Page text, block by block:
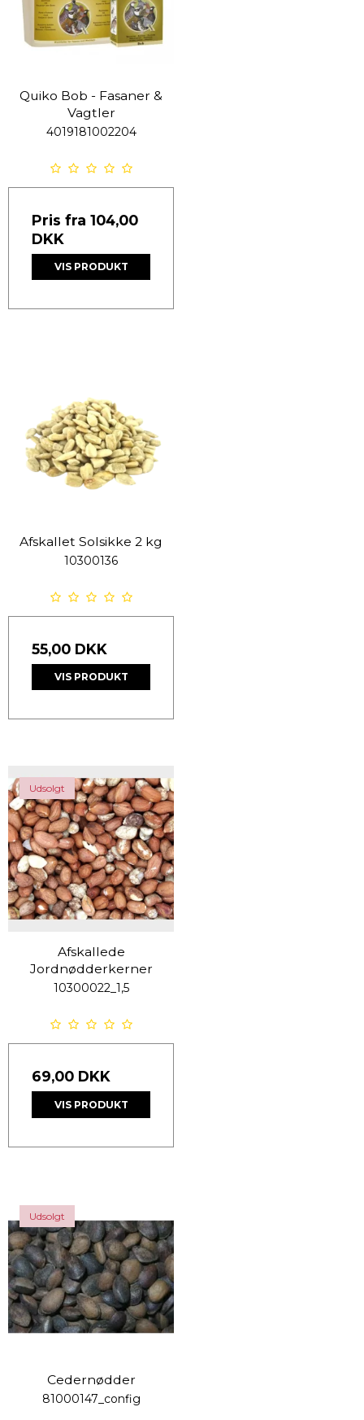
Quiko Bob - Fasaner &
Vagtler
4019181002204
Pris fra 104,00
DKK
VIS PRODUKT
Afskallet Solsikke 2 kg
10300136
55,00 DKK
VIS PRODUKT
Udsolgt
Afskallede
Jordnødderkerner
10300022_1,5
69,00 DKK
VIS PRODUKT
Udsolgt
Cedernødder
81000147_config